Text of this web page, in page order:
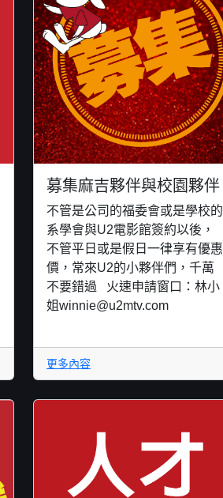
募集麻吉夥伴與校園夥伴
不管是公司的福委會或是學校的
系學會與U2電影館簽約以後，
不管平日或是假日一律享有優惠
價，常來U2的小夥伴們，千萬
不要錯過 火速申請窗口：林小
姐winnie@u2mtv.com
更多內容